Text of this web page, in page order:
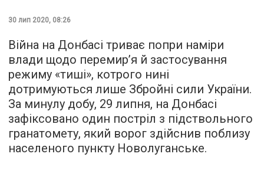
30 лип 2020, 08:26
Війна на Донбасі триває попри наміри
влади щодо перемир’я й застосування
режиму «тиші», котрого нині
дотримуються лише Збройні сили України.
За минулу добу, 29 липня, на Донбасі
зафіксовано один постріл з підствольного
гранатомету, який ворог здійснив поблизу
населеного пункту Новолуганське.